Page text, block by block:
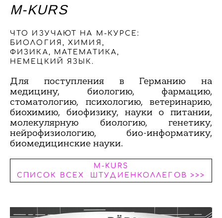
M-KURS
ЧТО ИЗУЧАЮТ НА М-КУРСЕ:
БИОЛОГИЯ, ХИМИЯ,
ФИЗИКА, МАТЕМАТИКА,
НЕМЕЦКИЙ ЯЗЫК.
Для поступления в Германию на
медицину, биологию, фармацию,
стоматологию, психологию, ветеринарию,
биохимию, биофизику, науки о питании,
молекулярную биологию, генетику,
нейрофизиологию, био-информатику,
биомедицинские науки.
M-KURS
СПИСОК ВСЕХ ШТУДИЕНКОЛЛЕГОВ >>>